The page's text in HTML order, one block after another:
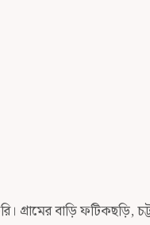
গ্রামের বাড়ি ফটিকছড়ি,